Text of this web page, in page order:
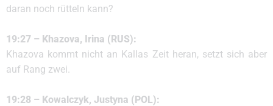
daran noch rütteln kann?
19:27 – Khazova, Irina (RUS):
Khazova kommt nicht an Kallas Zeit heran, setzt sich aber
auf Rang zwei.
19:28 – Kowalczyk, Justyna (POL):